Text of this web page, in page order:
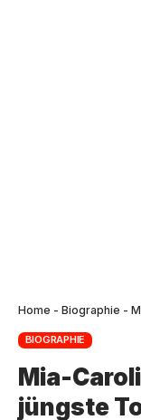
Home - Biographie -
BIOGRAPHIE
Mia-
jüngste